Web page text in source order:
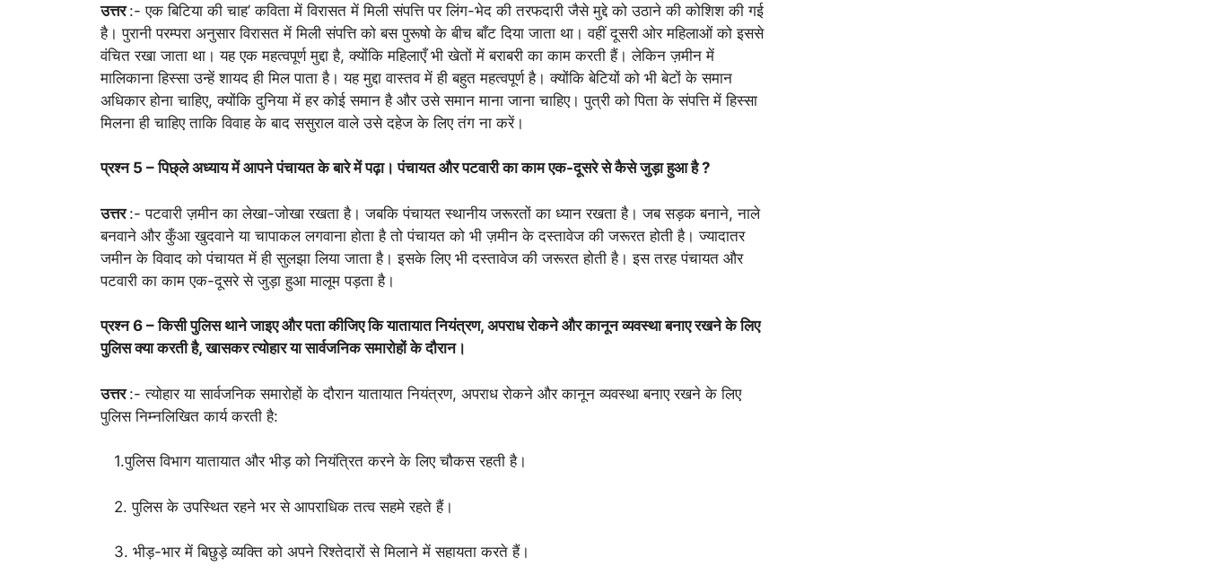
उत्तर:- एक बिटिया की चाह’ कविता में विरासत में मिली संपत्ति पर लिंग-भेद की तरफदारी जैसे मुद्दे को उठाने की कोशिश की गई
है। पुरानी परम्परा अनुसार विरासत में मिली संपत्ति को बस पुरूषो के बीच बाँट दिया जाता था। वहीं दूसरी ओर महिलाओं को इससे
वंचित रखा जाता था। यह एक महत्वपूर्ण मुद्दा है, क्योंकि महिलाएँ भी खेतों में बराबरी का काम करती हैं। लेकिन ज़मीन में
मालिकाना हिस्सा उन्हें शायद ही मिल पाता है। यह मुद्दा वास्तव में ही बहुत महत्वपूर्ण है। क्योंकि बेटियों को भी बेटों के समान
अधिकार होना चाहिए, क्योंकि दुनिया में हर कोई समान है और उसे समान माना जाना चाहिए। पुत्री को पिता के संपत्ति में हिस्सा
मिलना ही चाहिए ताकि विवाह के बाद ससुराल वाले उसे दहेज के लिए तंग ना करें।
प्रश्न 5 – पिछ्ले अध्याय में आपने पंचायत के बारे में पढ़ा। पंचायत और पटवारी का काम एक-दूसरे से कैसे जुड़ा हुआ है ?
उत्तर:- पटवारी ज़मीन का लेखा-जोखा रखता है। जबकि पंचायत स्थानीय जरूरतों का ध्यान रखता है। जब सड़क बनाने, नाले
बनवाने और कुँआ खुदवाने या चापाकल लगवाना होता है तो पंचायत को भी ज़मीन के दस्तावेज की जरूरत होती है। ज्यादातर
जमीन के विवाद को पंचायत में ही सुलझा लिया जाता है। इसके लिए भी दस्तावेज की जरूरत होती है। इस तरह पंचायत और
पटवारी का काम एक-दूसरे से जुड़ा हुआ मालूम पड़ता है।
प्रश्न 6 – किसी पुलिस थाने जाइए और पता कीजिए कि यातायात नियंत्रण, अपराध रोकने और कानून व्यवस्था बनाए रखने के लिए
पुलिस क्या करती है, खासकर त्योहार या सार्वजनिक समारोहों के दौरान।
उत्तर:- त्योहार या सार्वजनिक समारोहों के दौरान यातायात नियंत्रण, अपराध रोकने और कानून व्यवस्था बनाए रखने के लिए
पुलिस निम्नलिखित कार्य करती है:
1.पुलिस विभाग यातायात और भीड़ को नियंत्रित करने के लिए चौकस रहती है।
2. पुलिस के उपस्थित रहने भर से आपराधिक तत्व सहमे रहते हैं।
3. भीड़-भार में बिछुड़े व्यक्ति को अपने रिश्तेदारों से मिलाने में सहायता करते हैं।